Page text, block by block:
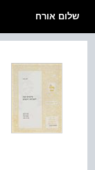
שלום אורח